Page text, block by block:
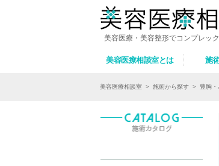
美容医療・美容整形でコンプレッ
美容医療相談室とは 施
美容医療相談室 > 施術から探す > 豊胸